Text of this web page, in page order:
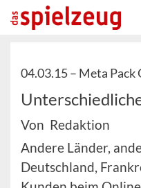
04.03.15 – Meta Pack
Von Redaktion
Andere Länder,
Deutschland,